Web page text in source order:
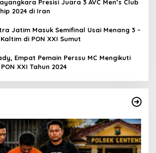
Presisi Juara 3 AVC Men’s Club
2024 di Iran
Jatim Masuk Semifinal Usai Menang 3 –
di PON XXI Sumut
Empat Pemain Perssu MC Mengikuti
XXI Tahun 2024